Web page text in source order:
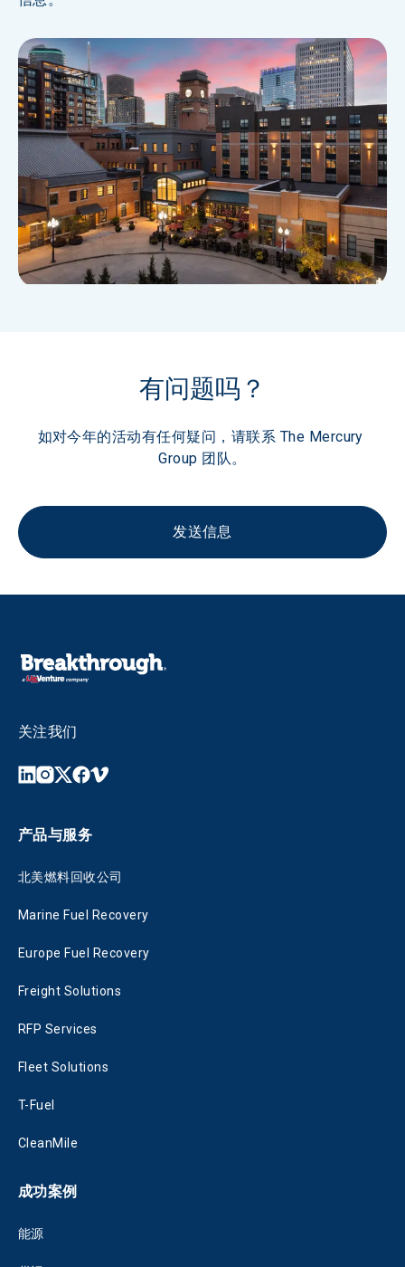
有问题吗？
如对今年的活动有任何疑问，请联系 The Mercury
Group 团队。
发送信息
关注我们
产品与服务
北美燃料回收公司
Marine Fuel Recovery
Europe Fuel Recovery
Freight Solutions
RFP Services
Fleet Solutions
T-Fuel
CleanMile
成功案例
能源